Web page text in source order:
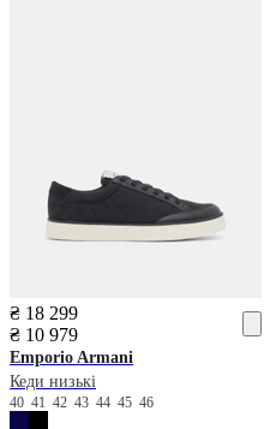
₴ 18 299
₴ 10 979
Emporio Armani
Кеди низькі
40 41 42 43 44 45 46